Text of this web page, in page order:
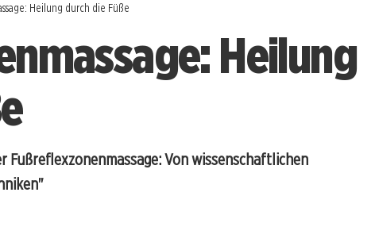
Heilung durch die Füße
Heilung
Fußreflexzonenmassage: Von wissenschaftlichen